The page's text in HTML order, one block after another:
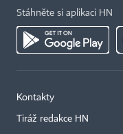
Stáhněte si aplikaci HN
Kontakty
Tiráž redakce HN